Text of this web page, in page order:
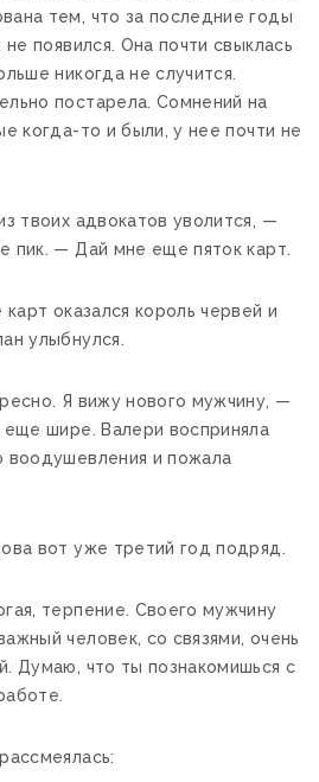
тем, что за последние годы
появился. Она почти свыклась
никогда не случится.
постарела. Сомнений на
когда-то и были, у нее почти не
твоих адвокатов уволится, —
пик. — Дай мне еще пяток карт.
оказался король червей и
улыбнулся.
Я вижу нового мужчину, —
еще шире. Валери восприняла
воодушевления и пожала
вот уже третий год подряд.
терпение. Своего мужчину
человек, со связями, очень
Думаю, что ты познакомишься с